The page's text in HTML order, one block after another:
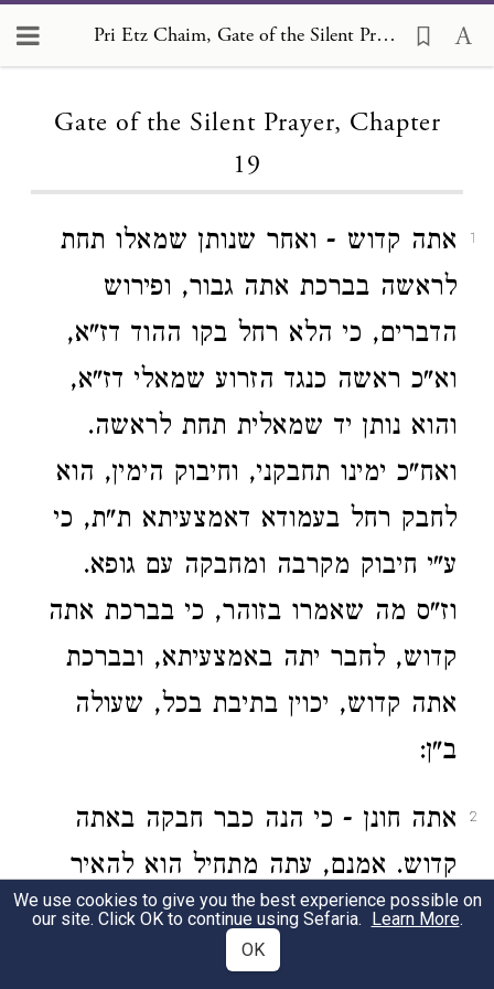
Pri Etz Chaim, Gate of the Silent Prayer 19
Gate of the Silent Prayer, Chapter
19
1
אתה קדוש - ואחר שנותן שמאלו תחת
לראשה בברכת אתה גבור, ופירוש
הדברים, כי הלא רחל בקו ההוד דז"א,
וא"כ ראשה כנגד הזרוע שמאלי דז"א,
והוא נותן יד שמאלית תחת לראשה.
ואח"כ ימינו תחבקני, וחיבוק הימין, הוא
לחבק רחל בעמודא דאמצעיתא ת"ת, כי
ע"י חיבוק מקרבה ומחבקה עם גופא.
וז"ס מה שאמרו בזוהר, כי בברכת אתה
קדוש, לחבר יתה באמצעיתא, ובברכת
אתה קדוש, יכוין בתיבת בכל, שעולה
ב"ן:
2
אתה חונן - כי הנה כבר חבקה באתה
קדוש. אמנם, עתה מתחיל הוא להאיר
בה בכל י"ס שלה, כי עתה אחר שנבררו
ונתקנו מחדש כל הפרצוף שלה, היא
We use cookies to give you the best experience possible on
our site. Click OK to continue using Sefaria. Learn More.
OK